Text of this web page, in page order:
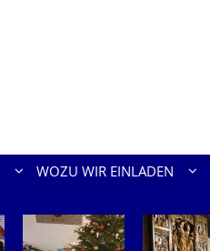
WOZU WIR EINLADEN